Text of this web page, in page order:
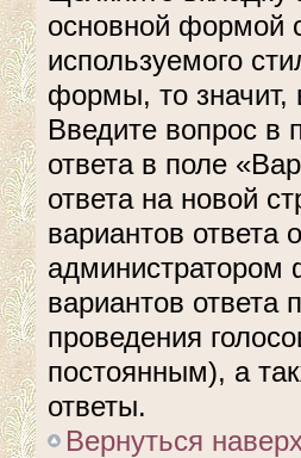
основной формой
используемого
формы, то значит,
Введите вопрос в
ответа в поле
ответа на новой
вариантов ответа
администратором
вариантов ответа
проведения
постоянным), а
ответы.
Вернуться